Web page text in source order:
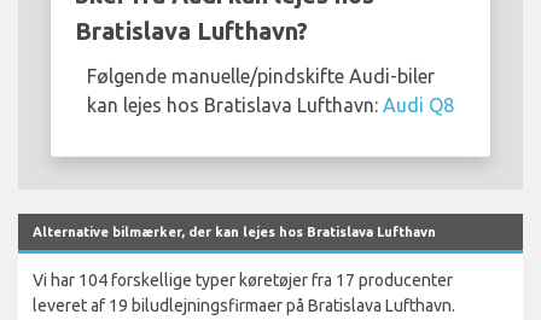
Bratislava Lufthavn?
Følgende manuelle/pindskifte Audi-biler
kan lejes hos Bratislava Lufthavn: Audi Q8
Alternative bilmærker, der kan lejes hos Bratislava Lufthavn
Vi har 104 forskellige typer køretøjer fra 17 producenter
leveret af 19 biludlejningsfirmaer på Bratislava Lufthavn.